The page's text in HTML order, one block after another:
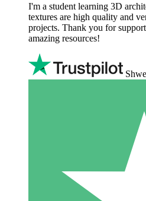
I'm a student learning 3D
textures are high quality and
projects. Thank you for
amazing resources!